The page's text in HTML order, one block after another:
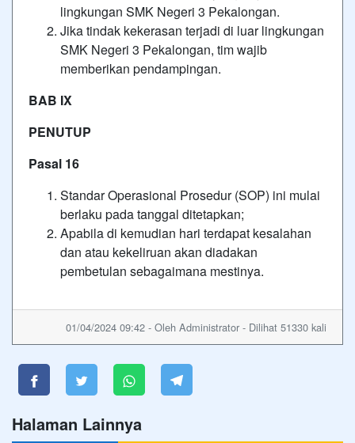
lingkungan SMK Negeri 3 Pekalongan.
Jika tindak kekerasan terjadi di luar lingkungan
SMK Negeri 3 Pekalongan, tim wajib
memberikan pendampingan.
BAB IX
PENUTUP
Pasal 16
Standar Operasional Prosedur (SOP) ini mulai
berlaku pada tanggal ditetapkan;
Apabila di kemudian hari terdapat kesalahan
dan atau kekeliruan akan diadakan
pembetulan sebagaimana mestinya.
01/04/2024 09:42 - Oleh Administrator - Dilihat 51330 kali
Halaman Lainnya